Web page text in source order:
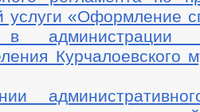
услуги «Оформление
в администрации
Курчалоевского